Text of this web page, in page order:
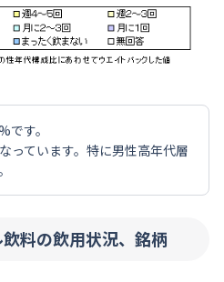
です。
っています。特に男性高年代層
料の飲用状況、銘柄